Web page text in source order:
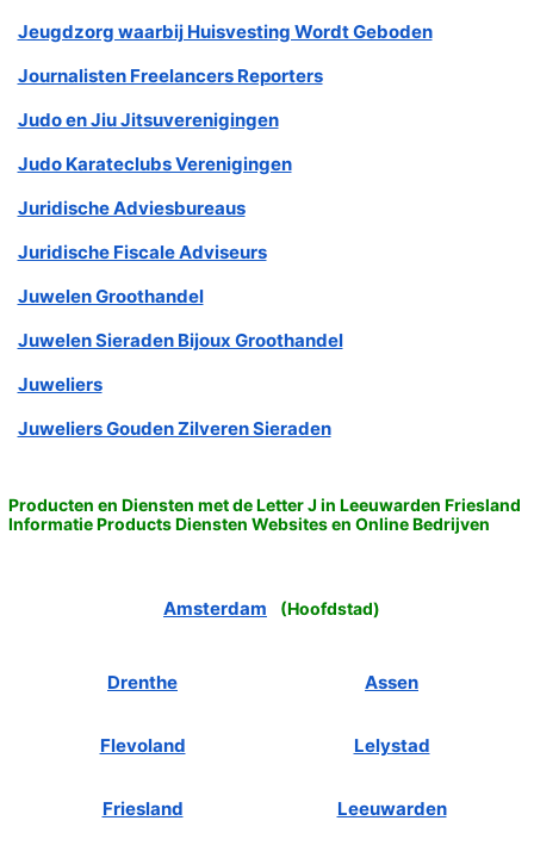
Jeugdzorg waarbij Huisvesting Wordt Geboden
Journalisten Freelancers Reporters
Judo en Jiu Jitsuverenigingen
Judo Karateclubs Verenigingen
Juridische Adviesbureaus
Juridische Fiscale Adviseurs
Juwelen Groothandel
Juwelen Sieraden Bijoux Groothandel
Juweliers
Juweliers Gouden Zilveren Sieraden
Producten en Diensten met de Letter J in Leeuwarden Friesland
Informatie Products Diensten Websites en Online Bedrijven
Amsterdam (Hoofdstad)
Drenthe Assen
Flevoland Lelystad
Friesland Leeuwarden